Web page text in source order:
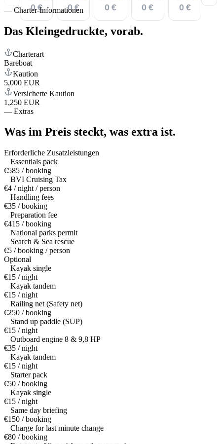
0 €
0 €
0 €
0 €
0 €
— Charter-Informationen
Das Kleingedruckte, vorab.
Charterart
Bareboat
Kaution
5,000 EUR
Versicherte Kaution
1,250 EUR
— Extras
Was im Preis steckt, was extra ist.
Erforderliche Zusatzleistungen
Essentials pack
€585 / booking
BVI Cruising Tax
€4 / night / person
Handling fees
€35 / booking
Preparation fee
€415 / booking
National parks permit
Search & Sea rescue
€5 / booking / person
Optional
Kayak single
€15 / night
Kayak tandem
€15 / night
Railing net (Safety net)
€250 / booking
Stand up paddle (SUP)
€15 / night
Outboard engine 8 & 9,8 HP
€35 / night
Kayak tandem
€15 / night
Starter pack
€50 / booking
Kayak single
€15 / night
Same day briefing
€150 / booking
Charge for last minute change
€80 / booking